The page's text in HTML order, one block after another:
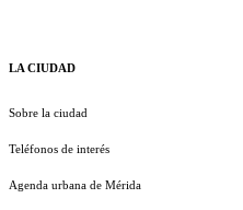
LA CIUDAD
Sobre la ciudad
Teléfonos de interés
Agenda urbana de Mérida